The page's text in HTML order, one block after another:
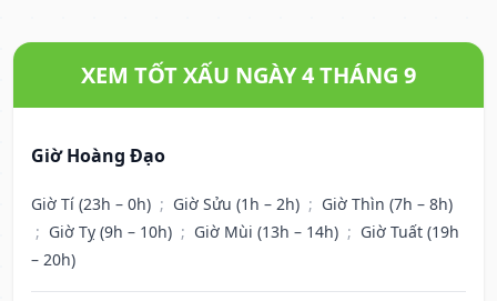
XEM TỐT XẤU NGÀY 4 THÁNG 9
Giờ Hoàng Đạo
Giờ Tí (23h – 0h) ; Giờ Sửu (1h – 2h) ; Giờ Thìn (7h – 8h)
; Giờ Tỵ (9h – 10h) ; Giờ Mùi (13h – 14h) ; Giờ Tuất (19h
– 20h)